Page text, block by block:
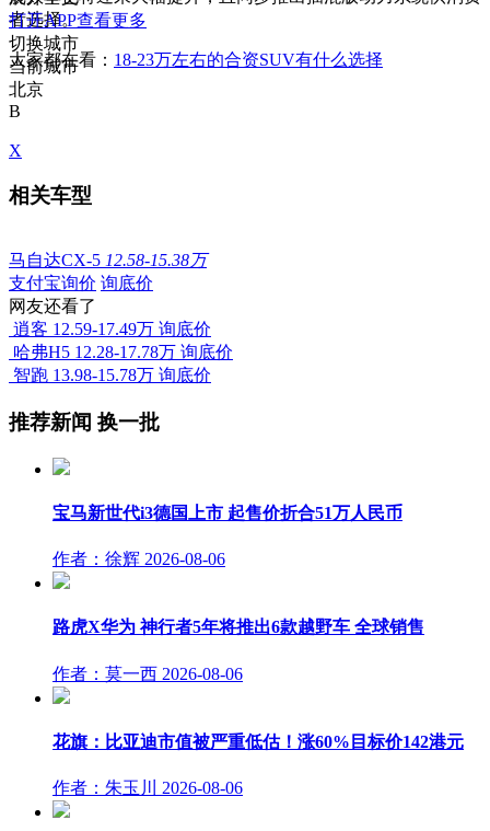
者选择。
大家都在看： 18-23万左右的合资SUV有什么选择
打开APP查看更多
切换城市
当前城市
北京
B
X
相关车型
马自达CX-5 12.58-15.38万
支付宝询价 询底价
网友还看了
逍客 12.59-17.49万 询底价
哈弗H5 12.28-17.78万 询底价
智跑 13.98-15.78万 询底价
推荐新闻 换一批
宝马新世代i3德国上市 起售价折合51万人民币
作者：徐辉 2026-08-06
路虎X华为 神行者5年将推出6款越野车 全球销售
作者：莫一西 2026-08-06
花旗：比亚迪市值被严重低估！涨60%目标价142港元
作者：朱玉川 2026-08-06